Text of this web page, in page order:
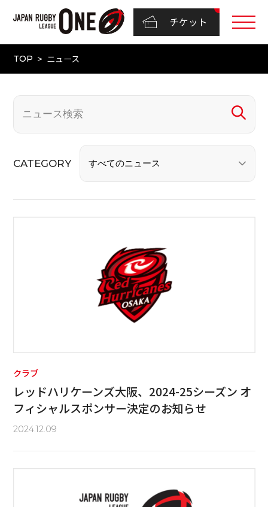
チケット
TOP ニュース
CATEGORY
クラブ
レッドハリケーンズ大阪、2024-25シーズン オ
フィシャルスポンサー決定のお知らせ
2024.12.09